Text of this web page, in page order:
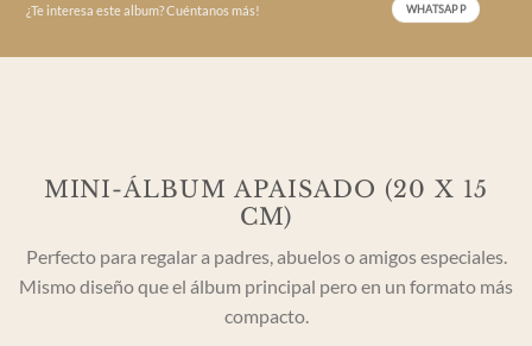
¿Te interesa este album? Cuéntanos más! WHATSAPP
MINI-ÁLBUM APAISADO (20 X 15
CM)
Perfecto para regalar a padres, abuelos o amigos especiales.
Mismo diseño que el álbum principal pero en un formato más
compacto.